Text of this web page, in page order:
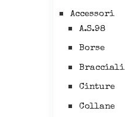
Accessori
A.S.98
Borse
Bracciali
Cinture
Collane